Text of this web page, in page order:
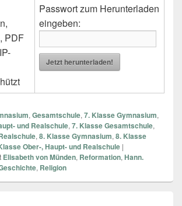
PDF
Passwort zum Herunterladen
eingeben:
Jetzt herunterladen!
, Gesamtschule, 7. Klasse Gymnasium,
und Realschule, 7. Klasse Gesamtschule,
, 8. Klasse Gymnasium, 8. Klasse
Ober-, Haupt- und Realschule |
Elisabeth von Münden, Reformation, Hann.
, Religion